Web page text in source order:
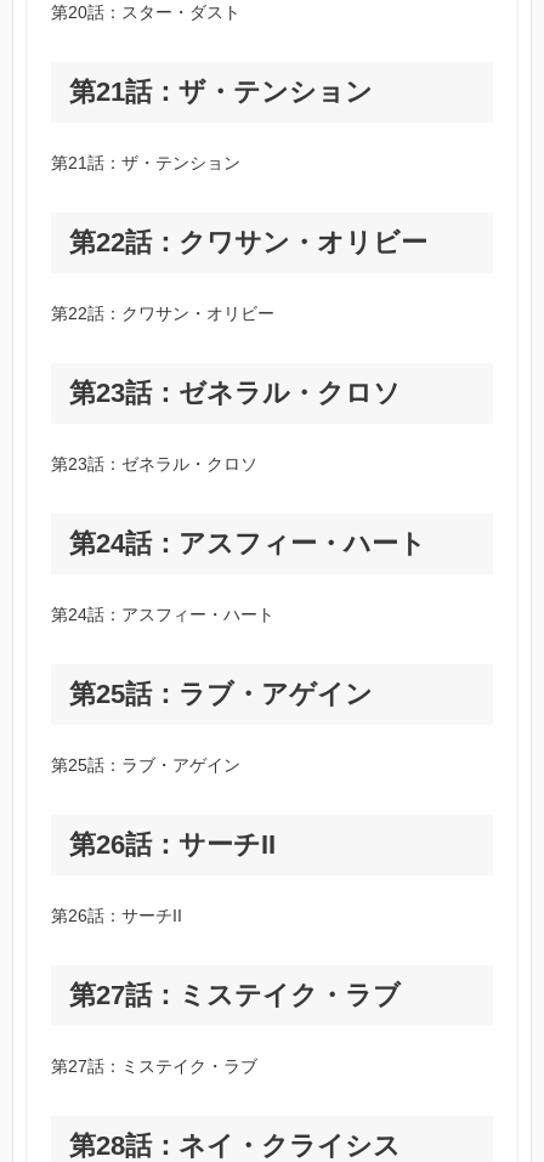
第20話：スター・ダスト
第21話：ザ・テンション
第21話：ザ・テンション
第22話：クワサン・オリビー
第22話：クワサン・オリビー
第23話：ゼネラル・クロソ
第23話：ゼネラル・クロソ
第24話：アスフィー・ハート
第24話：アスフィー・ハート
第25話：ラブ・アゲイン
第25話：ラブ・アゲイン
第26話：サーチII
第26話：サーチII
第27話：ミステイク・ラブ
第27話：ミステイク・ラブ
第28話：ネイ・クライシス